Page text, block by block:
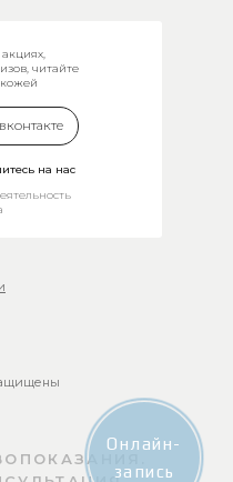
вконтакте
читайте
кожей
на нас
Онлайн-
запись